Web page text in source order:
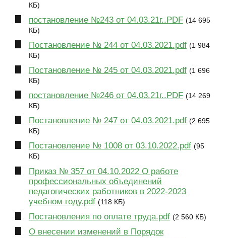
КБ)
постановление №243 от 04.03.21г..PDF (14 695
КБ)
Постановление № 244 от 04.03.2021.pdf (1 984
КБ)
Постановление № 245 от 04.03.2021.pdf (1 696
КБ)
постановление №246 от 04.03.21г..PDF (14 269
КБ)
Постановление № 247 от 04.03.2021.pdf (2 695
КБ)
Постановление № 1008 от 03.10.2022.pdf (95
КБ)
Приказ № 357 от 04.10.2022 О работе
профессиональных объединений
педагогических работников в 2022-2023
учебном году.pdf (118 КБ)
Постановления по оплате труда.pdf (2 560 КБ)
О внесении изменений в Порядок